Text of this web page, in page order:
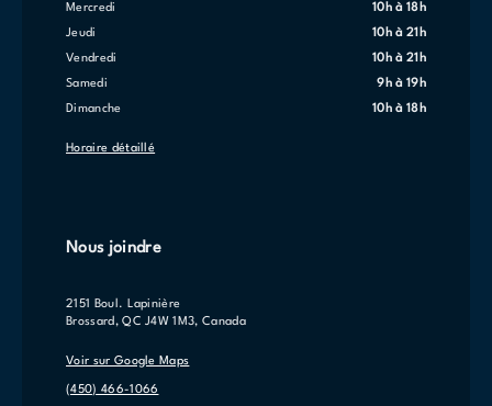
mercredi 10h à 18h
jeudi 10h à 21h
vendredi 10h à 21h
samedi 9h à 19h
dimanche 10h à 18h
Horaire détaillé
Nous joindre
2151 Boul. Lapinière
Brossard, QC J4W 1M3, Canada
Voir sur Google Maps
(450) 466-1066